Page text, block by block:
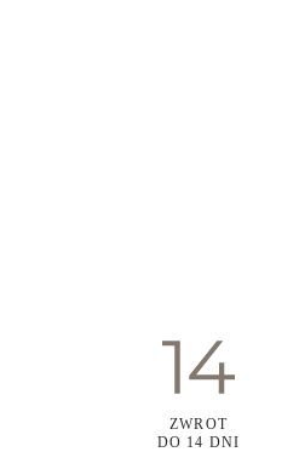
ZWROT
DO 14 DNI